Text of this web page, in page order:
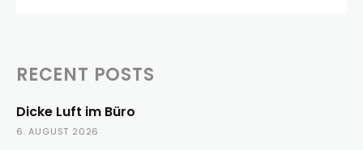
RECENT POSTS
Dicke Luft im Büro
6. AUGUST 2026